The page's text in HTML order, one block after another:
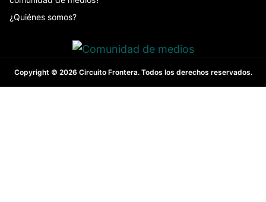
¿Quiénes somos?
Copyright © 2026 Circuito Frontera. Todos los derechos reservados.